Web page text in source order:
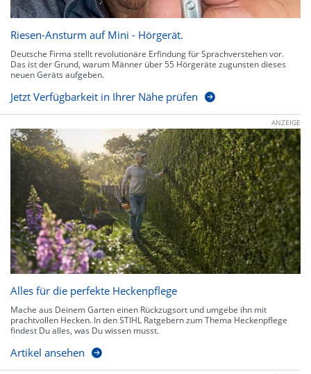
Riesen-Ansturm auf Mini - Hörgerät.
Deutsche Firma stellt revolutionäre Erfindung für Sprachverstehen vor.
Das ist der Grund, warum Männer über 55 Hörgeräte zugunsten dieses
neuen Geräts aufgeben.
Jetzt Verfügbarkeit in Ihrer Nähe prüfen
ANZEIGE
Alles für die perfekte Heckenpflege
Mache aus Deinem Garten einen Rückzugsort und umgebe ihn mit
prachtvollen Hecken. In den STIHL Ratgebern zum Thema Heckenpflege
findest Du alles, was Du wissen musst.
Artikel ansehen